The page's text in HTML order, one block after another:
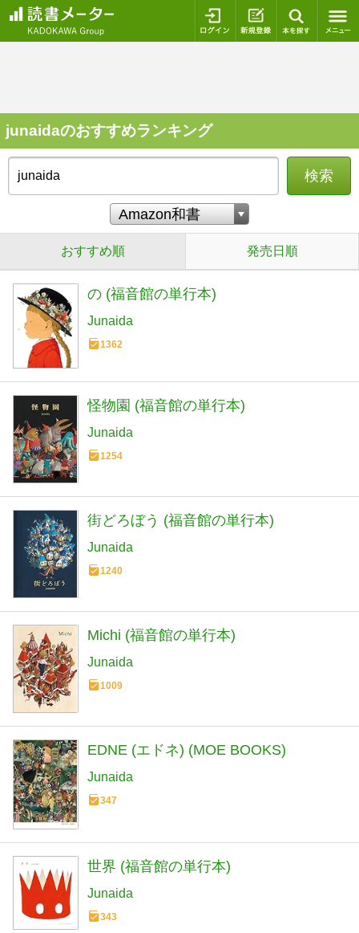
ログイン 新規登録
junaidaのおすすめランキング
検索
おすすめ順 発売日順
の (福音館の単行本)
Junaida
1362
怪物園 (福音館の単行本)
Junaida
1254
街どろぼう (福音館の単行本)
Junaida
1240
Michi (福音館の単行本)
Junaida
1009
EDNE (エドネ) (MOE BOOKS)
Junaida
347
世界 (福音館の単行本)
Junaida
343